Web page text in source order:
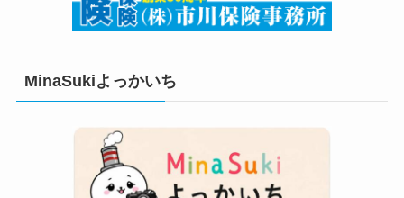
MinaSukiよっかいち